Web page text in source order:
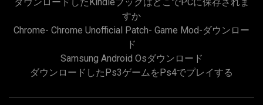
すか
Chrome- Chrome Unofficial Patch- Game Mod-ダウンロー
ド
Samsung Android Osダウンロード
ダウンロードしたps3ゲームをps4でプレイする